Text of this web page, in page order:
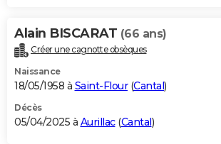
Bricolage
Lifestyle
Culture
Sport
Auto
Television
Voyage
Cinema
Alain BISCARAT (66 ans)
Créer une cagnotte obsèques
Naissance
18/05/1958 à Saint-Flour(Cantal)
Décès
05/04/2025 à Aurillac(Cantal)